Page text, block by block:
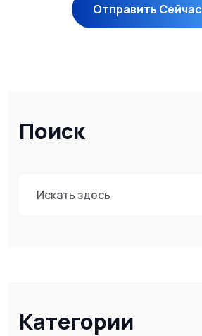
Поиск
Категории
Отправить Сейчас